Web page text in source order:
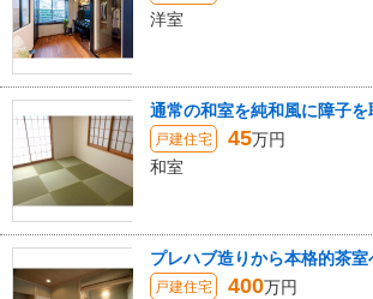
洋室
通常の和室を純和風に障子
戸建住宅 45万円
和室
プレハブ造りから本格的茶室
戸建住宅 400万円